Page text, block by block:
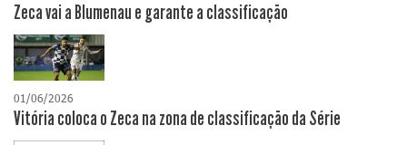
Zeca vai a Blumenau e garante a classificação
01/06/2026
Vitória coloca o Zeca na zona de classificação da Série